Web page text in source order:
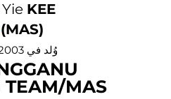
KEE
(MAS)
وُلد في 18/01/2003
TEAM/MAS